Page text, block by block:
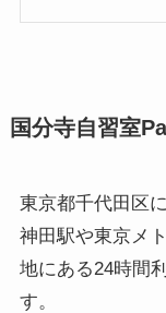
国分寺自習室
東京都千代田区
神田駅や東京メ
地にある24時間
す。